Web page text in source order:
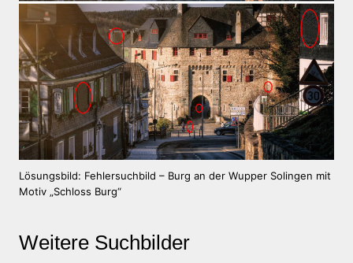
Lösungsbild: Fehlersuchbild – Burg an der Wupper Solingen mit
Motiv „Schloss Burg“
Weitere Suchbilder